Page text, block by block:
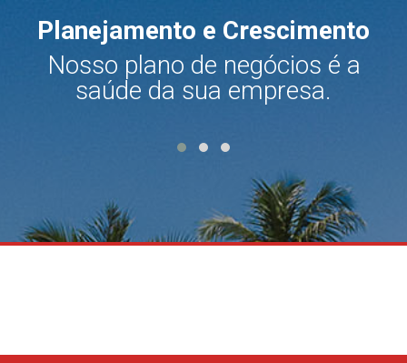
Planejamento e Crescimento
Nosso plano de negócios é a
saúde da sua empresa.